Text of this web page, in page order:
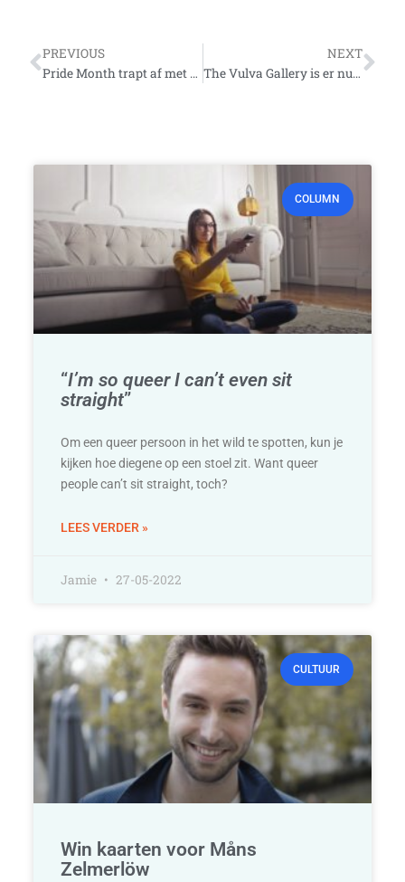
Vorige
PREVIOUS
Pride Month trapt af met Utrecht Canal Pride
NEXT
The Vulva Gallery is er nu ook in boekvorm
COLUMN
“I’m so queer I can’t even sit
straight”
Om een queer persoon in het wild te spotten, kun je
kijken hoe diegene op een stoel zit. Want queer
people can’t sit straight, toch?
LEES VERDER »
Jamie 27-05-2022
CULTUUR
Win kaarten voor Måns
Zelmerlöw